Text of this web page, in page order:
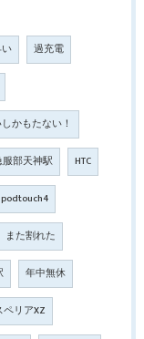
過充電
かもたない！
部天神駅 HTC
また割れた
年中無休
リアXZ